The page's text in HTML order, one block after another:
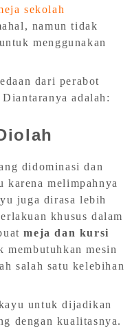
sekolah
namun tidak
menggunakan
dari perabot
adalah:
didominasi dan
karena melimpahnya
juga dirasa lebih
khusus dalam
meja dan kursi
membutuhkan mesin
salah satu kelebihan
untuk dijadikan
dengan kualitasnya.